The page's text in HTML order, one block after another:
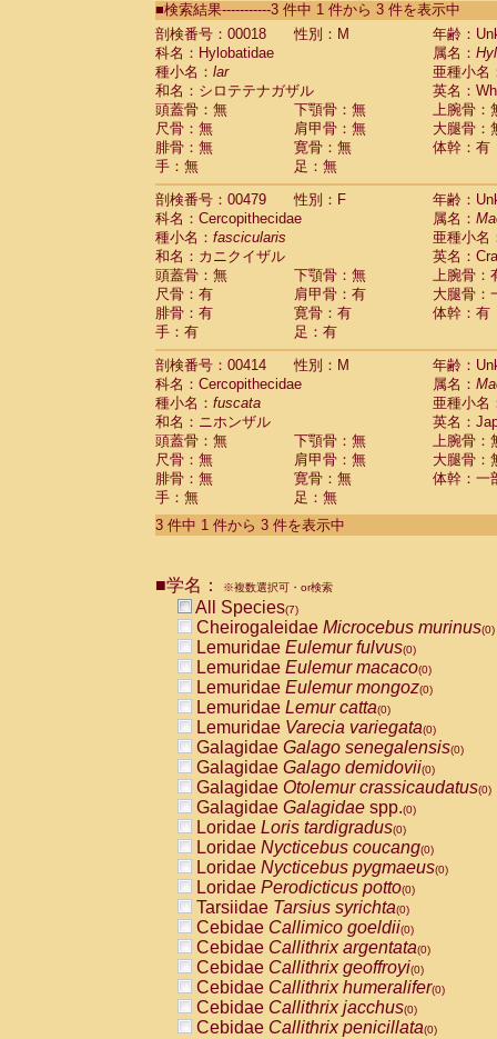
CebidaeSaguinus labiatus(0)
Cebidae Saguinus leucopus (0)
CebidaeSaguinus midas
Cebidae
CebidaeSaguinus nigricollis (1)
Cebidae Saguinus oedipus
Cebidae Saguinus weddelli
Cebidae Saguinusspp.
Cebidae Aotus trivirgatus
Cebidae Cebus albifrons
CebidaeCebus apella
CebidaeCebus capucinus
CebidaeCebus nigrivittatus
Cebidae Cebusspp.(0)
Cebidae Saimiri boliviensis
Cebidae Saimiri sciureus
Atelidae Alouatta caraya
AtelidaeAlouatta fusca
AtelidaeAlouatta seniculus
AtelidaeAlouatta
Atelidae
Atelidae Ateles geoffroyi
Atelidae Ateles paniscus
Atelidae Atelesspp.
Atelidae Lagothrix lagothricha
AtelidaeLagothrix lagothricha cana(0)
PitheciidaeCacajao calvus
Pitheciidae
Pitheciidae Callicebus moloch
PitheciidaeCallicebus torquatus
PitheciidaeCallicebusspp.(0)
PitheciidaeChiropotes satanas
PitheciidaePithecia monachus
PitheciidaePithecia pithecia(0)
CercopithecidaeCercocebus agilis
CercopithecidaeCercocebus
CercopithecidaeCercocebus
CercopithecidaeCercocebus
CercopithecidaeCercocebus
CercopithecidaeCercocebus
CercopithecidaeCercocebus
CercopithecidaeLophocebus
CercopithecidaePapio anubis(0)
CercopithecidaePapio cynocephalus
Cercopithecidae Papio hamadryas
CercopithecidaePapio papio
CercopithecidaePapiospp.(0)
CercopithecidaeMandrillus
CercopithecidaeMandrillus sphinx
CercopithecidaeTheropithecus
CercopithecidaeMacaca arctoides
■検索結果-----------3 件中 1 件から 3 件を表示中
剖検番号：00018
性別：M
年齢：
科名：Hylobatidae
属名：
種小名： lar
亜種小名
和名：シロテテナガザル
英名：
頭蓋骨：無
下顎骨：無
上腕骨：
尺骨：無
肩甲骨：無
大腿骨：
腓骨：無
寛骨：無
体幹：有
手：無
足：無
剖検番号：00479
性別：F
年齢：
科名：Cercopithecidae
属名：
種小名： fascicularis
亜種小名
和名：カニクイザル
英名：
頭蓋骨：無
下顎骨：無
上腕骨：
尺骨：有
肩甲骨：有
大腿骨：
腓骨：有
寛骨：有
体幹：有
手：有
足：有
剖検番号：00414
性別：M
年齢：
科名：Cercopithecidae
属名：
種小名： fuscata
亜種小名
和名：ニホンザル
英名：
頭蓋骨：無
下顎骨：無
上腕骨：
尺骨：無
肩甲骨：無
大腿骨：
腓骨：無
寛骨：無
体幹：一
手：無
足：無
3 件中 1 件から 3 件を表示中
■学名： ※複数選択可・or検索
All Species(7)
Cheirogaleidae Microcebus murinus(0)
Lemuridae Eulemur fulvus(0)
Lemuridae Eulemur macaco(0)
Lemuridae Eulemur mongoz(0)
Lemuridae Lemur catta(0)
Lemuridae Varecia variegata(0)
Galagidae Galago senegalensis(0)
Galagidae Galago demidovii(0)
Galagidae Otolemur crassicaudatus(0)
Galagidae Galagidae spp.(0)
Loridae Loris tardigradus(0)
Loridae Nycticebus coucang(0)
Loridae Nycticebus pygmaeus(0)
Loridae Perodicticus potto(0)
Tarsiidae Tarsius syrichta(0)
Cebidae Callimico goeldii(0)
Cebidae Callithrix argentata(0)
Cebidae Callithrix geoffroyi(0)
Cebidae Callithrix humeralifer(0)
Cebidae Callithrix jacchus(0)
Cebidae Callithrix penicillata(0)